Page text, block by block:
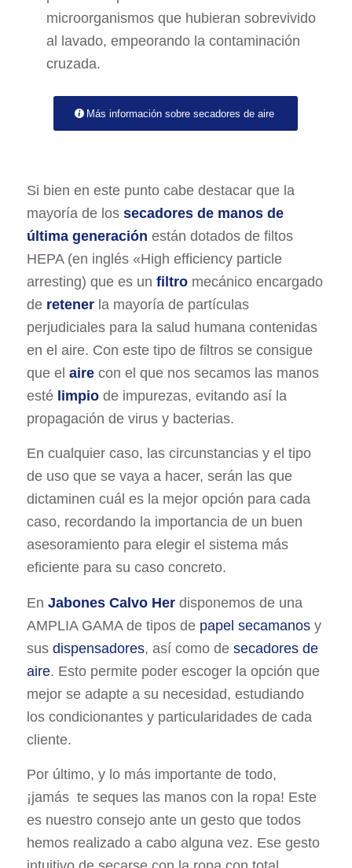
microorganismos que hubieran sobrevivido
al lavado, empeorando la contaminación
cruzada.
Más información sobre secadores de aire
Si bien en este punto cabe destacar que la
mayoría de los secadores de manos de
última generación están dotados de filtos
HEPA (en inglés «High efficiency particle
arresting) que es un filtromecánico encargado
de retenerla mayoría de partículas
perjudiciales para la salud humana contenidas
en el aire. Con este tipo de filtros se consigue
que el airecon el que nos secamos las manos
esté limpiode impurezas, evitando así la
propagación de virus y bacterias.
En cualquier caso, las circunstancias y el tipo
de uso que se vaya a hacer, serán las que
dictaminen cuál es la mejor opción para cada
caso, recordando la importancia de un buen
asesoramiento para elegir el sistema más
eficiente para su caso concreto.
En Jabones Calvo Her disponemos de una
AMPLIA GAMA de tipos de papel secamanosy
sus dispensadores, así como de secadores de
aire. Esto permite poder escoger la opción que
mejor se adapte a su necesidad, estudiando
los condicionantes y particularidades de cada
cliente.
Por último, y lo más importante de todo,
¡jamás te seques las manos con la ropa! Este
es nuestro consejo ante un gesto que todos
hemos realizado a cabo alguna vez. Ese gesto